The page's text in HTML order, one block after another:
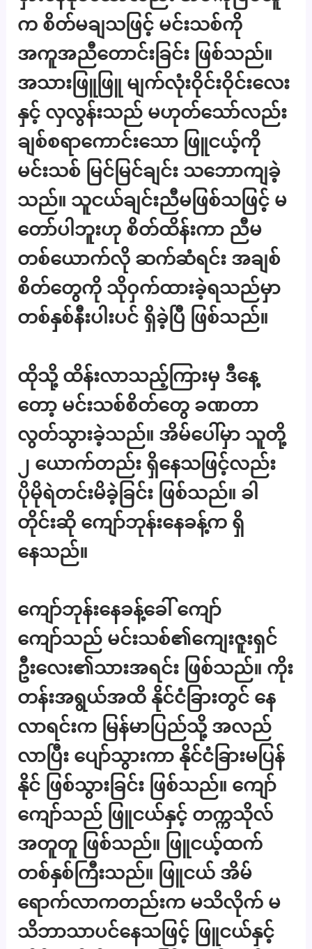
က စိတ်မချသဖြင့် မင်းသစ်ကို
အကူအညီတောင်းခြင်း ဖြစ်သည်။
အသားဖြူဖြူ မျက်လုံးဝိုင်းဝိုင်းလေး
နှင့် လှလွန်းသည် မဟုတ်သော်လည်း
ချစ်စရာကောင်းသော ဖြူငယ့်ကို
မင်းသစ် မြင်မြင်ချင်း သဘောကျခဲ့
သည်။ သူငယ်ချင်းညီမဖြစ်သဖြင့် မ
တော်ပါဘူးဟု စိတ်ထိန်းကာ ညီမ
တစ်ယောက်လို ဆက်ဆံရင်း အချစ်
စိတ်တွေကို သိုဝှက်ထားခဲ့ရသည်မှာ
တစ်နှစ်နီးပါးပင် ရှိခဲ့ပြီ ဖြစ်သည်။
ထိုသို့ ထိန်းလာသည့်ကြားမှ ဒီနေ့
တော့ မင်းသစ်စိတ်တွေ ခဏတာ
လွတ်သွားခဲ့သည်။ အိမ်ပေါ်မှာ သူတို့
၂ ယောက်တည်း ရှိနေသဖြင့်လည်း
ပိုမိုရဲတင်းမိခဲ့ခြင်း ဖြစ်သည်။ ခါ
တိုင်းဆို ကျော်ဘုန်းနေခန့်က ရှိ
နေသည်။
ကျော်ဘုန်းနေခန့်ခေါ် ကျော်
ကျော်သည် မင်းသစ်၏ကျေးဇူးရှင်
ဦးလေး၏သားအရင်း ဖြစ်သည်။ ကိုး
တန်းအရွယ်အထိ နိုင်ငံခြားတွင် နေ
လာရင်းက မြန်မာပြည်သို့ အလည်
လာပြီး ပျော်သွားကာ နိုင်ငံခြားမပြန်
နိုင် ဖြစ်သွားခြင်း ဖြစ်သည်။ ကျော်
ကျော်သည် ဖြူငယ်နှင့် တက္ကသိုလ်
အတူတူ ဖြစ်သည်။ ဖြူငယ့်ထက်
တစ်နှစ်ကြီးသည်။ ဖြူငယ် အိမ်
ရောက်လာကတည်းက မသိလိုက် မ
သိဘာသာပင်နေသဖြင့် ဖြူငယ်နှင့်